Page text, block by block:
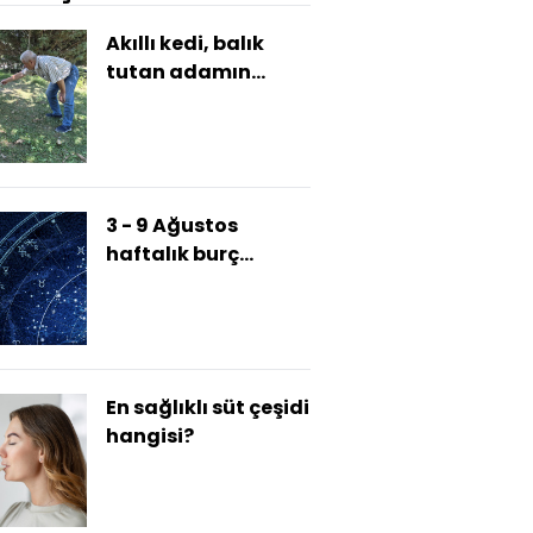
Akıllı kedi, balık
tutan adamın
3 - 9 Ağustos
haftalık burç
En sağlıklı süt çeşidi
hangisi?